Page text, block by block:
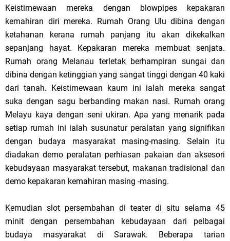
Keistimewaan mereka dengan blowpipes kepakaran
kemahiran diri mereka. Rumah Orang Ulu dibina dengan
ketahanan kerana rumah panjang itu akan dikekalkan
sepanjang hayat. Kepakaran mereka membuat senjata.
Rumah orang Melanau terletak berhampiran sungai dan
dibina dengan ketinggian yang sangat tinggi dengan 40 kaki
dari tanah. Keistimewaan kaum ini ialah mereka sangat
suka dengan sagu berbanding makan nasi. Rumah orang
Melayu kaya dengan seni ukiran. Apa yang menarik pada
setiap rumah ini ialah susunatur peralatan yang signifikan
dengan budaya masyarakat masing-masing. Selain itu
diadakan demo peralatan perhiasan pakaian dan aksesori
kebudayaan masyarakat tersebut, makanan tradisional dan
demo kepakaran kemahiran masing -masing.
Kemudian slot persembahan di teater di situ selama 45
minit dengan persembahan kebudayaan dari pelbagai
budaya masyarakat di Sarawak. Beberapa tarian